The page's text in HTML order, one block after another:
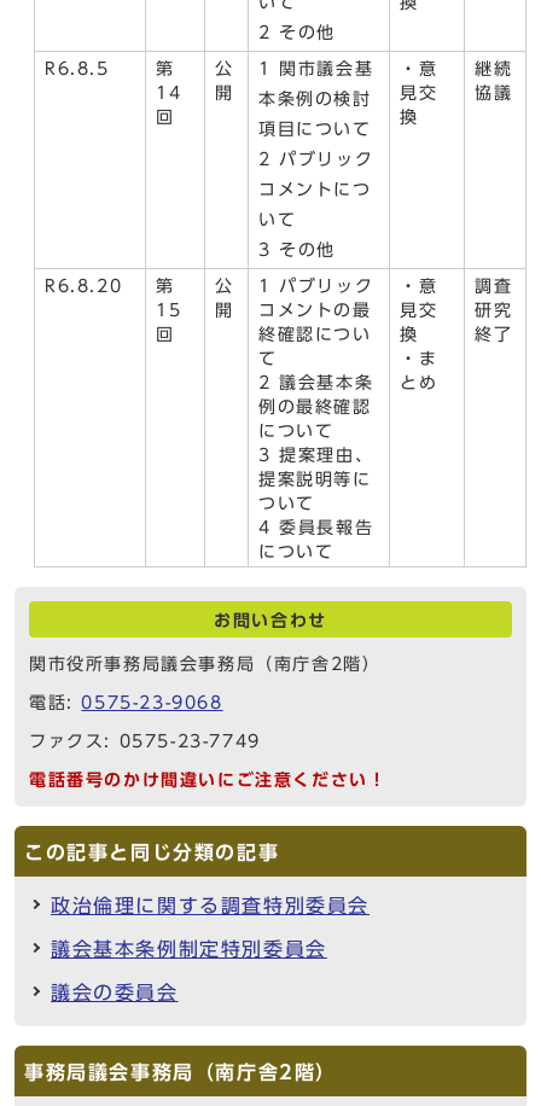
2 その他
R6.8.5
第
14
回
公
開
1 関市議会基
本条例の検討
項目について
2 パブリック
コメントにつ
いて
3 その他
・意
見交
換
継続
協議
R6.8.20
第
15
回
公
開
1 パブリック
コメントの最
終確認につい
て
2 議会基本条
例の最終確認
について
3 提案理由、
提案説明等に
ついて
4 委員長報告
について
・意
見交
換
・ま
とめ
調査
研究
終了
お問い合わせ
関市役所事務局議会事務局（南庁舎2階）
電話:0575-23-9068
ファクス: 0575-23-7749
電話番号のかけ間違いにご注意ください！
この記事と同じ分類の記事
政治倫理に関する調査特別委員会
議会基本条例制定特別委員会
議会の委員会
事務局議会事務局（南庁舎2階）